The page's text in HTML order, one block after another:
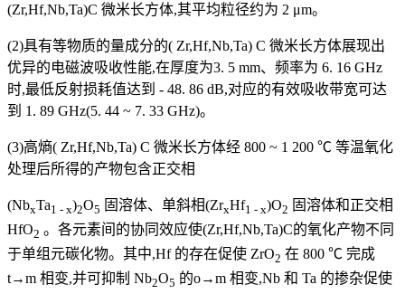
(Zr,Hf,Nb,Ta)C 微米长方体,其平均粒径约为 2 μm。
(2)具有等物质的量成分的( Zr,Hf,Nb,Ta) C 微米长方体展现出
优异的电磁波吸收性能,在厚度为3. 5 mm、频率为 6. 16 GHz
时,最低反射损耗值达到 - 48. 86 dB,对应的有效吸收带宽可达
到 1. 89 GHz(5. 44 ~ 7. 33 GHz)。
(3)高熵( Zr,Hf,Nb,Ta) C 微米长方体经 800 ~ 1 200 ℃ 等温氧化
处理后所得的产物包含正交相
(NbxTa1 - x)2O5 固溶体、单斜相(ZrxHf1 - x)O2 固溶体和正交相
HfO2 。各元素间的协同效应使(Zr,Hf,Nb,Ta)C的氧化产物不同
于单组元碳化物。其中,Hf 的存在促使 ZrO2 在 800 ℃ 完成
t→m 相变,并可抑制 Nb2O5 的o→m 相变,Nb 和 Ta 的掺杂促使